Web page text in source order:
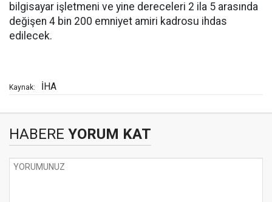
bilgisayar işletmeni ve yine dereceleri 2 ila 5 arasında
değişen 4 bin 200 emniyet amiri kadrosu ihdas
edilecek.
Kaynak: İHA
HABERE YORUM KAT